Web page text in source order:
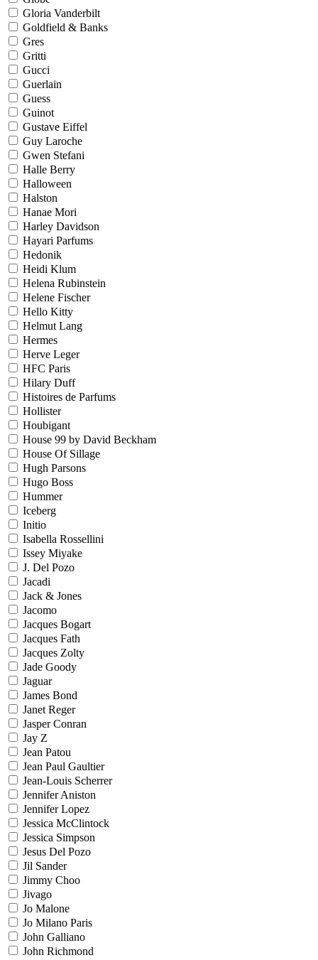
Gloria Vanderbilt
Goldfield & Banks
Gres
Gritti
Gucci
Guerlain
Guess
Guinot
Gustave Eiffel
Guy Laroche
Gwen Stefani
Halle Berry
Halloween
Halston
Hanae Mori
Harley Davidson
Hayari Parfums
Hedonik
Heidi Klum
Helena Rubinstein
Helene Fischer
Hello Kitty
Helmut Lang
Hermes
Herve Leger
HFC Paris
Hilary Duff
Histoires de Parfums
Hollister
Houbigant
House 99 by David Beckham
House Of Sillage
Hugh Parsons
Hugo Boss
Hummer
Iceberg
Initio
Isabella Rossellini
Issey Miyake
J. Del Pozo
Jacadi
Jack & Jones
Jacomo
Jacques Bogart
Jacques Fath
Jacques Zolty
Jade Goody
Jaguar
James Bond
Janet Reger
Jasper Conran
Jay Z
Jean Patou
Jean Paul Gaultier
Jean-Louis Scherrer
Jennifer Aniston
Jennifer Lopez
Jessica McClintock
Jessica Simpson
Jesus Del Pozo
Jil Sander
Jimmy Choo
Jivago
Jo Malone
Jo Milano Paris
John Galliano
John Richmond